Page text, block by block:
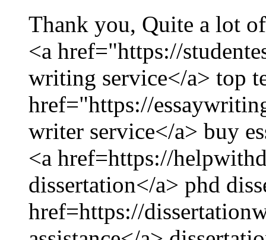
Thank you, Quite a lot
<a href="https://
writing service</a> top
href="https://
writer service</a> buy
<a href=https://
dissertation</a> phd
href=https://